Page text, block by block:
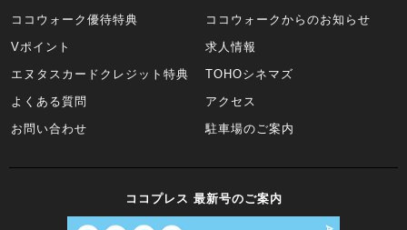
ココウォーク優待特典
Vポイント
エヌタスカードクレジット特典
よくある質問
お問い合わせ
ココウォークからのお知らせ
求人情報
TOHOシネマズ
アクセス
駐車場のご案内
ココプレス 最新号のご案内